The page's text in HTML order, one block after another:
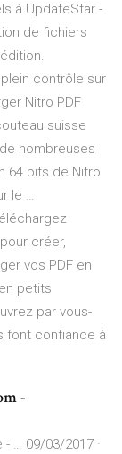
à UpdateStar -
de fichiers
contrôle sur
Nitro PDF
suisse
nombreuses
64 bits de Nitro
le …
créer,
vos PDF en
petits
par vous-
font confiance à
-
- … 09/03/2017 ·